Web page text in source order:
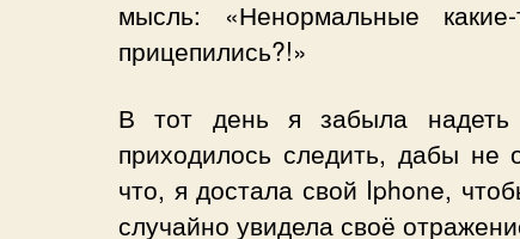
мысль: «Ненормальные
прицепились?!»
В тот день я забыла
приходилось следить, дабы не
что, я достала свой Iphone,
случайно увидела своё